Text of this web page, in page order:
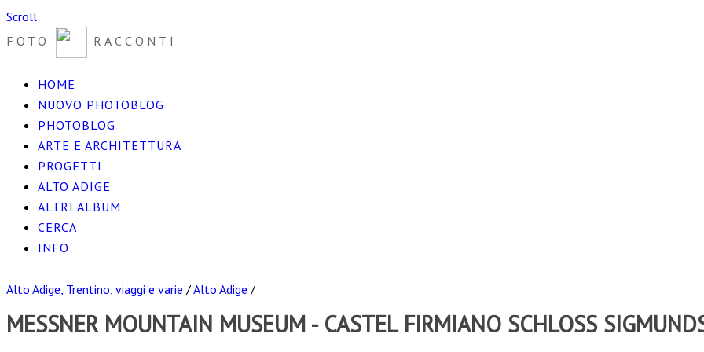
Scroll
FOTO
RACCONTI
HOME
NUOVO PHOTOBLOG
PHOTOBLOG
ARTE E ARCHITETTURA
PROGETTI
ALTO ADIGE
ALTRI ALBUM
CERCA
INFO
Alto Adige, Trentino, viaggi e varie /Alto Adige /
MESSNER MOUNTAIN MUSEUM - CASTEL FIRMIANO SCHLOSS